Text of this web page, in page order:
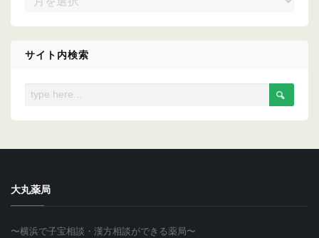
イ
サイト内検索
大丸薬局
〜横浜で子宝相談・漢方相談ができる薬局〜